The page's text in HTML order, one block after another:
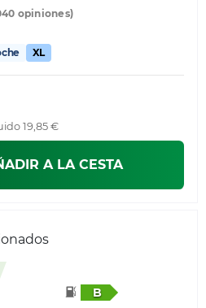
opiniones)
XL
19,85 €
A LA CESTA
B